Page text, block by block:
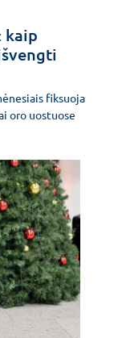
kaip
fiksuoja
oro uostuose